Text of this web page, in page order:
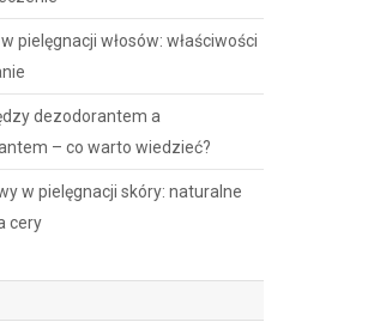
pielęgnacji włosów: właściwości
dezodorantem a
– co warto wiedzieć?
w pielęgnacji skóry: naturalne
cery